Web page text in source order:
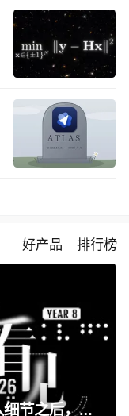
好产品 排行榜
6大品牌手机无障碍横评：深入细节之后，似乎只有苹果能挺住？｜ 看见2026